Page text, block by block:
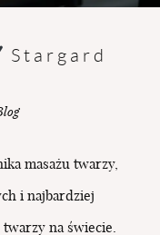
SIĘ
Stargard
masażu twarzy,
i najbardziej
na świecie.